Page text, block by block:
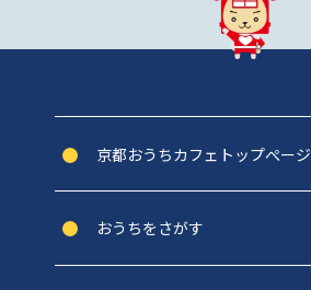
京都おうちカフェトップぺージ
おうちをさがす